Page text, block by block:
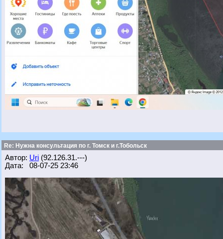
Re: Нужна консультация по г. Томск и г.Тобольск
Автор: Uri (92.126.31.---)
Дата: 08-07-25 23:46